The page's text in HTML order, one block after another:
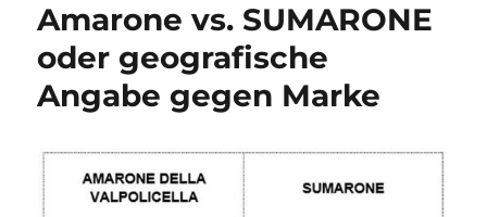
Angaben
EU-
Verordnung
Amarone vs. SUMARONE
oder geografische
Angabe gegen Marke